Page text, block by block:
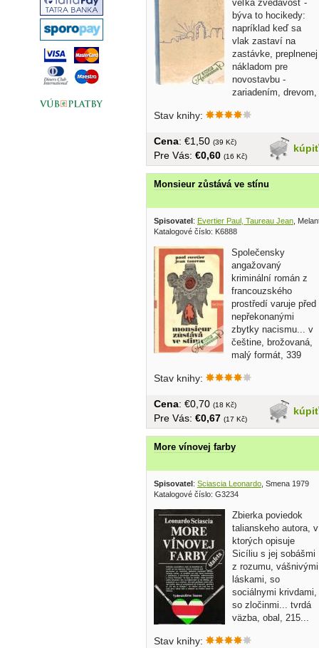
veľká zvedavosť -
býva to hocikedy:
napríklad keď sa
vlak zastaví na
zastávke, preplnenej
nákladom pre
novostavbu -
zariadením, drevom,
Stav knihy:
kúpiť
Cena: €1,50 (39 Kč)
Pre Vás: €0,60 (16 Kč)
Monsieur zůstává ve stínu
Spisovatel: Evertier Paul, Taureau Jean ,
Katalogové číslo: K6888
Společensky
angažovaný
kriminální román z
francouzského
prostředí varuje před
nepřekonanými
zbytky nacismu... v
češtine, brožovaná,
malý formát, 339
Stav knihy:
kúpiť
Cena: €0,70 (18 Kč)
Pre Vás: €0,67 (17 Kč)
More vínovej farby
Spisovatel: Sciascia Leonardo , Smena 1979
Katalogové číslo: G3234
Zbierka poviedok
talianskeho autora, v
ktorých opisuje
Sicíliu s jej sobášmi
z rozumu, vášnivými
láskami, so
sociálnymi krivdami,
so zločinmi... tvrdá
väzba, obal, 215...
Stav knihy: